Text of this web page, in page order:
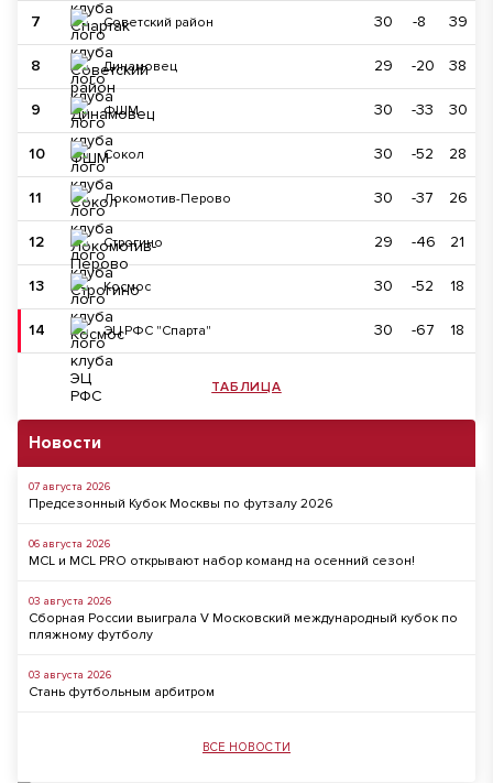
7 Советский район 30 -8 39
8 Динамовец 29 -20 38
9 ФШМ 30 -33 30
10 Сокол 30 -52 28
11 Локомотив-Перово 30 -37 26
12 Строгино 29 -46 21
13 Космос 30 -52 18
14 ЭЦ РФС "Спарта" 30 -67 18
ТАБЛИЦА
Новости
07 августа 2026
Предсезонный Кубок Москвы по футзалу 2026
06 августа 2026
MCL и MCL PRO открывают набор команд на осенний сезон!
03 августа 2026
Сборная России выиграла V Московский международный кубок по
пляжному футболу
03 августа 2026
Стань футбольным арбитром
ВСЕ НОВОСТИ